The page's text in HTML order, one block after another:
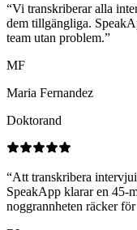
“Vi transkriberar alla
dem tillgängliga.
team utan problem.”
MF
Maria Fernandez
Doktorand
“Att transkribera
SpeakApp klarar en 45-
noggrannheten räcker